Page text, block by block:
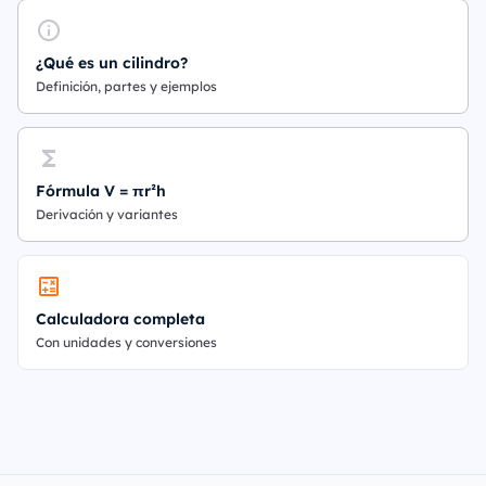
¿Qué es un cilindro?
Definición, partes y ejemplos
Fórmula V = πr²h
Derivación y variantes
Calculadora completa
Con unidades y conversiones